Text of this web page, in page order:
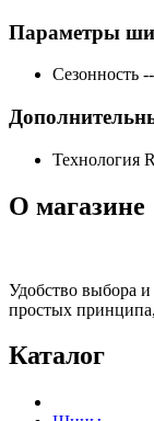
Параметры
Сезонность
Технология
О магазине
Удобство выбора
простых
Каталог